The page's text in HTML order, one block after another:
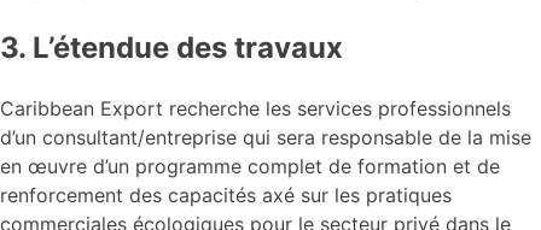
3. L’étendue des travaux
Caribbean Export recherche les services professionnels
d’un consultant/entreprise qui sera responsable de la mise
en œuvre d’un programme complet de formation et de
renforcement des capacités axé sur les pratiques
commerciales écologiques pour le secteur privé dans le